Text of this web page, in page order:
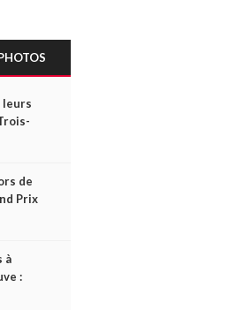
leurs
de
Prix
à
:
(+